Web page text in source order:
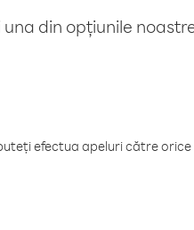
din opțiunile
efectua apeluri către orice